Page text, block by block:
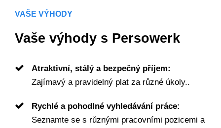
VAŠE VÝHODY
Vaše výhody s Persowerk
Atraktivní, stálý a bezpečný příjem:
Zajímavý a pravidelný plat za různé úkoly..
Rychlé a pohodlné vyhledávání práce:
Seznamte se s různými pracovními pozicemi a